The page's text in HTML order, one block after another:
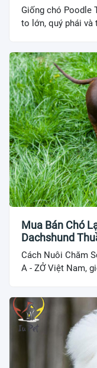
Giống chó Poodle
to lớn, quý phái và
Mua Bán Chó
Dachshund
Cách Nuôi Chăm
A - ZỞ Việt Nam,